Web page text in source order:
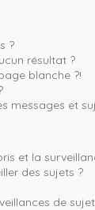
?
résultat ?
blanche ?!
messages et
et la
des sujets ?
de